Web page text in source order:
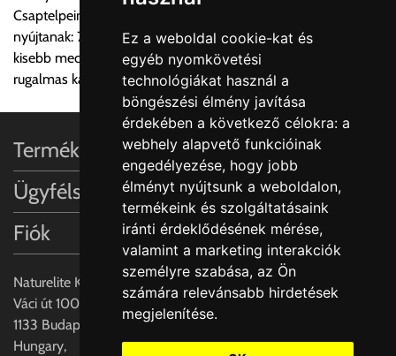
Ez a weboldal cookie-kat és
egyéb nyomkövetési
technológiákat használ a
böngészési élmény javítása
érdekében a következő célokra: a
webhely alapvető funkcióinak
engedélyezése, hogy jobb
élményt nyújtsunk a weboldalon,
termékeink és szolgáltatásaink
iránti érdeklődésének mérése,
valamint a marketing interakciók
személyre szabása, az Ön
számára relevánsabb hirdetések
megjelenítése.
Budapesti szállítások:
1, Budapestre kért szállítás esetén az általános szállítás
helyett időre történő extra szállítás kérése is lehetséges
egyedi áron. A szállítás megbeszélt időablakban lehetőség
szerint 1 órás intervallumon belüli pontos időpont
megjelöléssel kérhető munkanapokon 09.00 - 15.00 között.
A költséget a megrendeléskor rendelt termék/termékek,
valamint az ott megadott szállítási cím alapján a központ
számolja, valamint visszaigazolja.
Az árak csak a címre való szállítást tartalmazzák
anyagmozgatás, be- illetve felszállítás nélkül.
Az árak az utánvét és értékbevallási díjat nem tartalmazzák.
Utánvét díjak:
Csaptelpeink összehasonlíthatatlan megbízhatósági szintet
nyújtanak: 70 bar feletti magas nyomásnak való ellenállás,
kisebb mechanikai kopás, kevesebb vízkőlerakódás: sima,
rugalmas karmozgások a keverő teljes élettartama alatt.
Naturelite Kft,
Váci út 100.,
1133 Budapest,
Hungary,
Termékinformációk
Ügyfélszolgálat
Fiók